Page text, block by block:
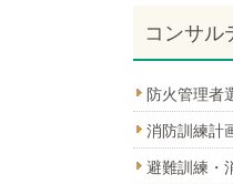
コンサル
防火管理者
消防訓練計
避難訓練・